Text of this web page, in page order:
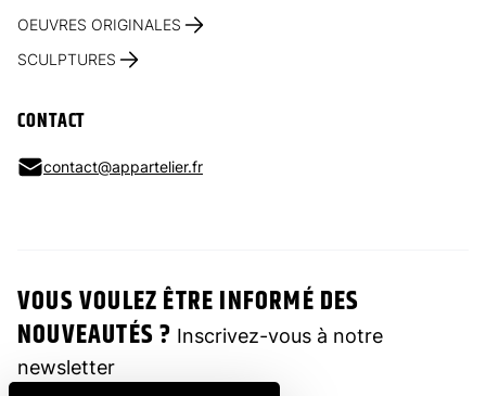
OEUVRES ORIGINALES
SCULPTURES
CONTACT
contact@appartelier.fr
VOUS VOULEZ ÊTRE INFORMÉ DES
NOUVEAUTÉS ? Inscrivez-vous à notre
newsletter